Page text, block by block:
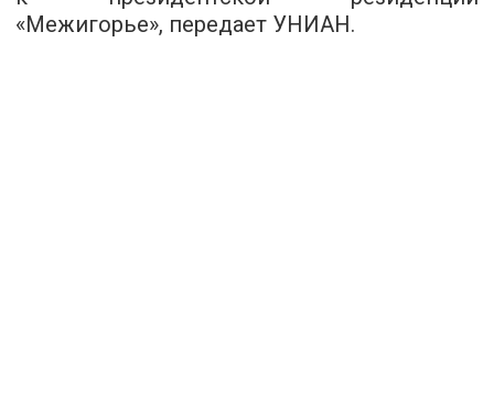
«Межигорье», передает УНИАН.